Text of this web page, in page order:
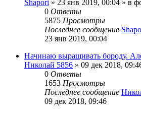
Shapori » 23 янв 2019, 00:04 » в
0 Ответы
5875 Просмотры
Последнее сообщение
23 янв 2019, 00:04
Начинаю выращивать бороду.
Николай 5856 » 09 дек 2018,
0 Ответы
1653 Просмотры
Последнее сообщение
09 дек 2018, 09:46